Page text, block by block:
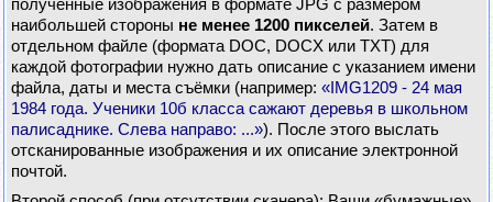
полученные изображения в формате JPG с размером
наибольшей стороны не менее 1200 пикселей. Затем в
отдельном файле (формата DOC, DOCX или TXT) для
каждой фотографии нужно дать описание с указанием имени
файла, даты и места съёмки (например: «IMG1209 - 24 мая
1984 года. Ученики 10б класса сажают деревья в школьном
палисаднике. Слева направо: ...»). После этого выслать
отсканированные изображения и их описание электронной
почтой.